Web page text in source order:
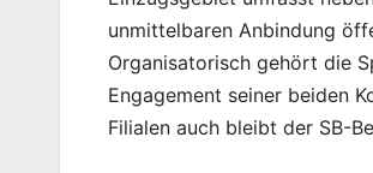
unmittelbaren Anbindung
Organisatorisch gehört die
Engagement seiner beiden
Filialen auch bleibt der SB-